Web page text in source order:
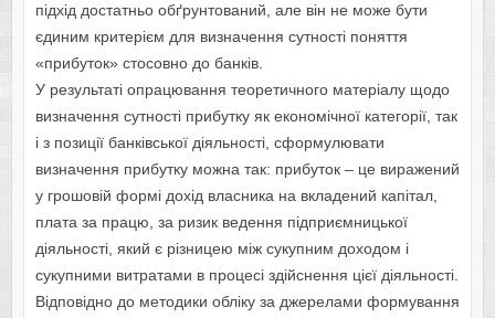
підхід достатньо обґрунтований, але він не може бути
єдиним критерієм для визначення сутності поняття
«прибуток» стосовно до банків.
У результаті опрацювання теоретичного матеріалу щодо
визначення сутності прибутку як економічної категорії, так
і з позиції банківської діяльності, сформулювати
визначення прибутку можна так: прибуток – це виражений
у грошовій формі дохід власника на вкладений капітал,
плата за працю, за ризик ведення підприємницької
діяльності, який є різницею між сукупним доходом і
сукупними витратами в процесі здійснення цієї діяльності.
Відповідно до методики обліку за джерелами формування